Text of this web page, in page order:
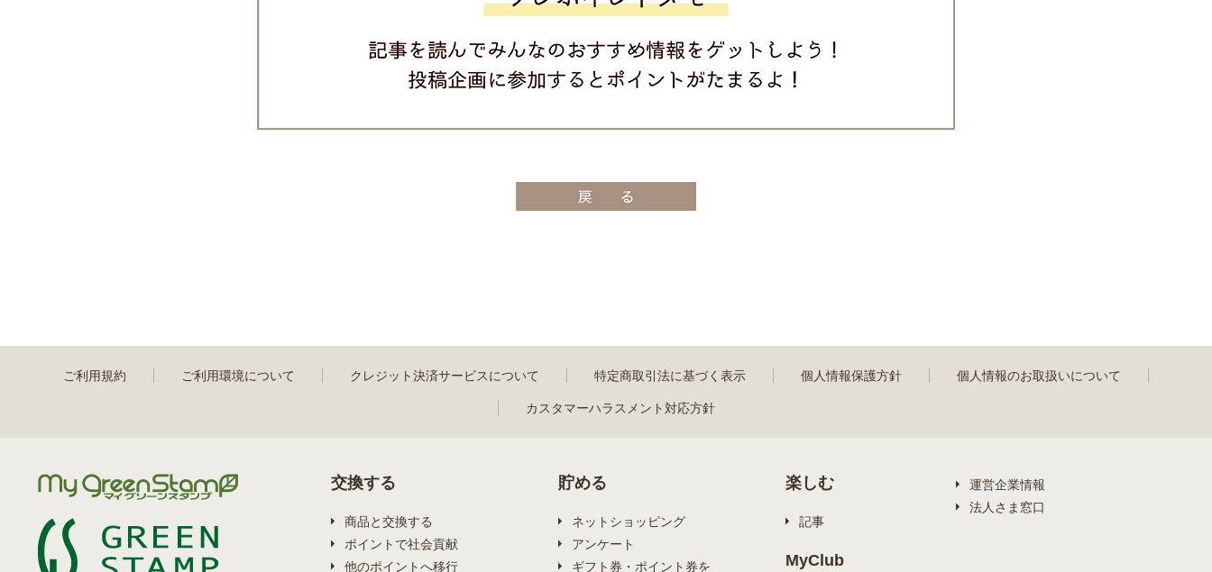
ご利用規約 ご利用環境について クレジット決済サービスについて 特定商取引法に基づく表示 個人情報保護方針 個人情報のお取扱いについて
カスタマーハラスメント対応方針
交換する
商品と交換する
ポイントで社会貢献
他のポイントへ移行
貯める
ネットショッピング
アンケート
ギフト券・ポイント券を
楽しむ
記事
MyClub
運営企業情報
法人さま窓口